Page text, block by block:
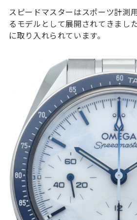
スピードマスターはスポーツ計測
るモデルとして展開されてきまし
に取り入れられています。